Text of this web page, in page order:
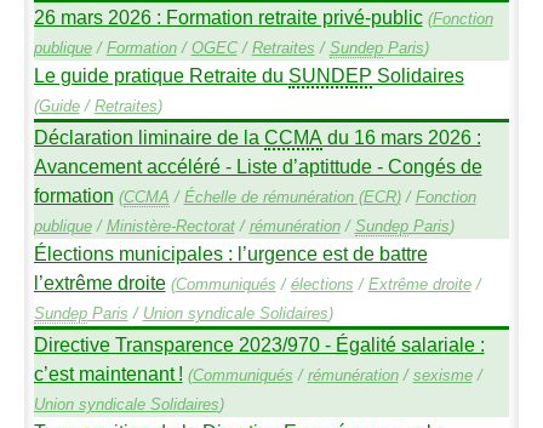
26 mars 2026 : Formation retraite privé-public (Fonction
publique/ Formation/ OGEC/ Retraites / SundepParis)
Le guide pratique Retraite du SUNDEP Solidaires
(Guide/ Retraites)
Déclaration liminaire de la CCMA du 16 mars 2026 :
Avancement accéléré - Liste d’aptittude - Congés de
formation (CCMA / Échelle de rémunération (ECR)/ Fonction
publique/ Ministère-Rectorat/ rémunération/ SundepParis)
Élections municipales : l’urgence est de battre
l’extrême droite (Communiqués / élections / Extrême droite/
SundepParis / Union syndicale Solidaires)
Directive Transparence 2023/970 - Égalité salariale :
c’est maintenant ! (Communiqués / rémunération/ sexisme/
Union syndicale Solidaires)